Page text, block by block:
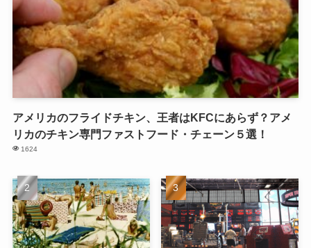
アメリカのフライドチキン、王者はKFCにあらず？アメ
リカのチキン専門ファストフード・チェーン５選！
1624